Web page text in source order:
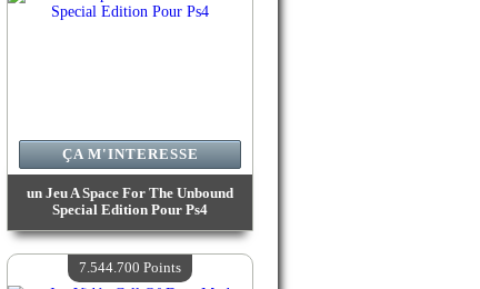
un Jeu A Space For The Unbound
Special Edition Pour Ps4
Valeur :7 632 500 Points
Quantité Disponible :4
ÇA M'INTERESSE
7.544.700 Points